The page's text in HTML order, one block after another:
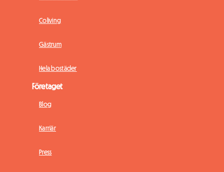
Coliving
Gästrum
Hela bostäder
Företaget
Blog
Karriär
Press